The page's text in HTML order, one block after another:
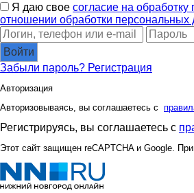
Я даю свое согласие на
отношении обработки персональных
Войти
Забыли пароль? Регистрация
Авторизация
Авторизовываясь, вы соглашаетесь с
Регистрируясь, вы соглашаетесь с
Этот сайт защищен reCAPTCHA и Google.